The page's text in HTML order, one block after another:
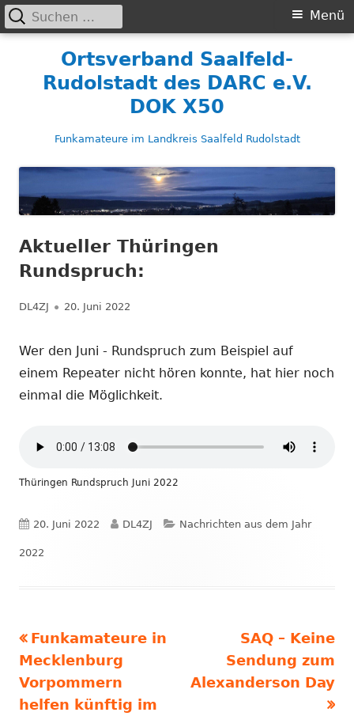
Ortsverband Saalfeld-
Rudolstadt des DARC e.V.
DOK X50
Funkamateure im Landkreis Saalfeld Rudolstadt
Primäres
Menü
Suchen
nach:
Aktueller Thüringen
Rundspruch:
Autor
DL4ZJ Veröffentlicht
20. Juni 2022
Wer den Juni - Rundspruch zum Beispiel auf
einem Repeater nicht hören konnte, hat hier noch
einmal die Möglichkeit.
Thüringen Rundspruch Juni 2022
Veröffentlicht
am
20. Juni 2022 Autor
DL4ZJ Kategorien
Nachrichten aus dem Jahr
2022
Beitragsnavigation
Vorheriger
Beitrag:
Funkamateure in
Mecklenburg
Vorpommern
helfen künftig im
Nächster
Beitrag
SAQ – Keine
Sendung zum
Alexanderson Day